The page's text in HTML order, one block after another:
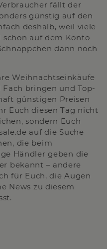
fällt der
günstig auf den
deshalb, weil viele
auf dem Konto
dann noch
Weihnachtseinkäufe
bringen und Top-
günstigen Preisen
Euch diesen Tag nicht
sondern Euch
auf die Suche
die beim
Händler geben die
bekannt – andere
für Euch, die Augen
News zu diesem